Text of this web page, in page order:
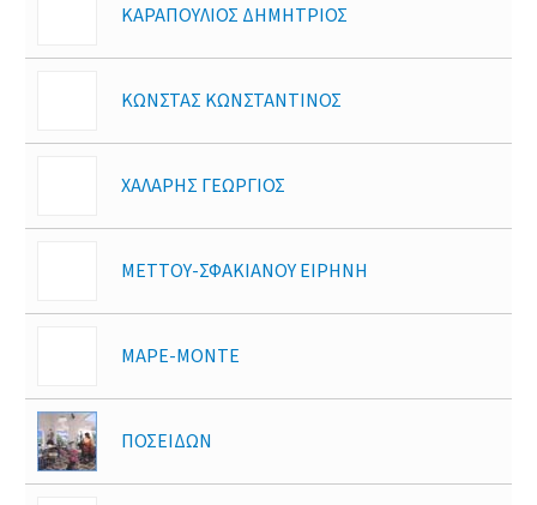
ΚΑΡΑΠΟΥΛΙΟΣ ΔΗΜΗΤΡΙΟΣ
ΚΩΝΣΤΑΣ ΚΩΝΣΤΑΝΤΙΝΟΣ
ΧΑΛΑΡΗΣ ΓΕΩΡΓΙΟΣ
ΜΕΤΤΟΥ-ΣΦΑΚΙΑΝΟΥ ΕΙΡΗΝΗ
ΜΑΡΕ-ΜΟΝΤΕ
ΠΟΣΕΙΔΩΝ